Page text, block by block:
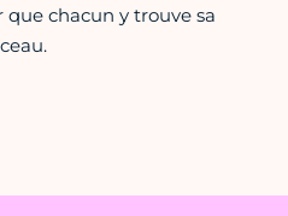
chacun y trouve sa